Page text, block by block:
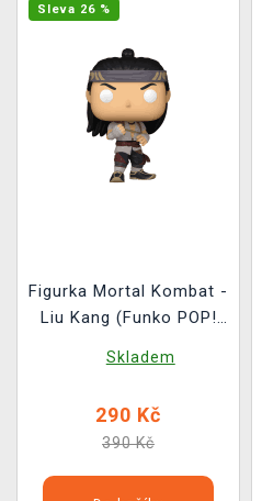
Sleva 26 %
Figurka Mortal Kombat -
Liu Kang (Funko POP!
Skladem
290 Kč
390 Kč